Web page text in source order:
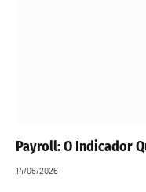
Payroll: O Indicador
14/05/2026